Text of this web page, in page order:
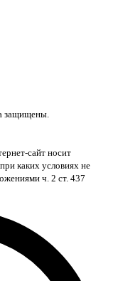
защищены.
сайт носит
каких условиях не
ч. 2 ст. 437